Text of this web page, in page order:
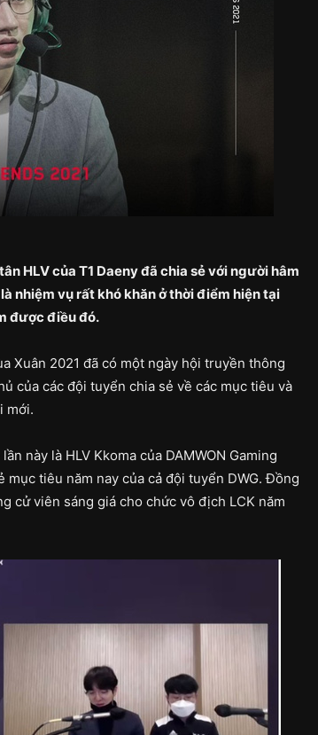
HLV của T1 Daeny đã chia sẻ với người hâm
nhiệm vụ rất khó khăn ở thời điểm hiện tại
được điều đó.
Xuân 2021 đã có một ngày hội truyền thông
của các đội tuyển chia sẻ về các mục tiêu và
mới.
này là HLV Kkoma của DAMWON Gaming
mục tiêu năm nay của cả đội tuyển DWG. Đồng
cử viên sáng giá cho chức vô địch LCK năm